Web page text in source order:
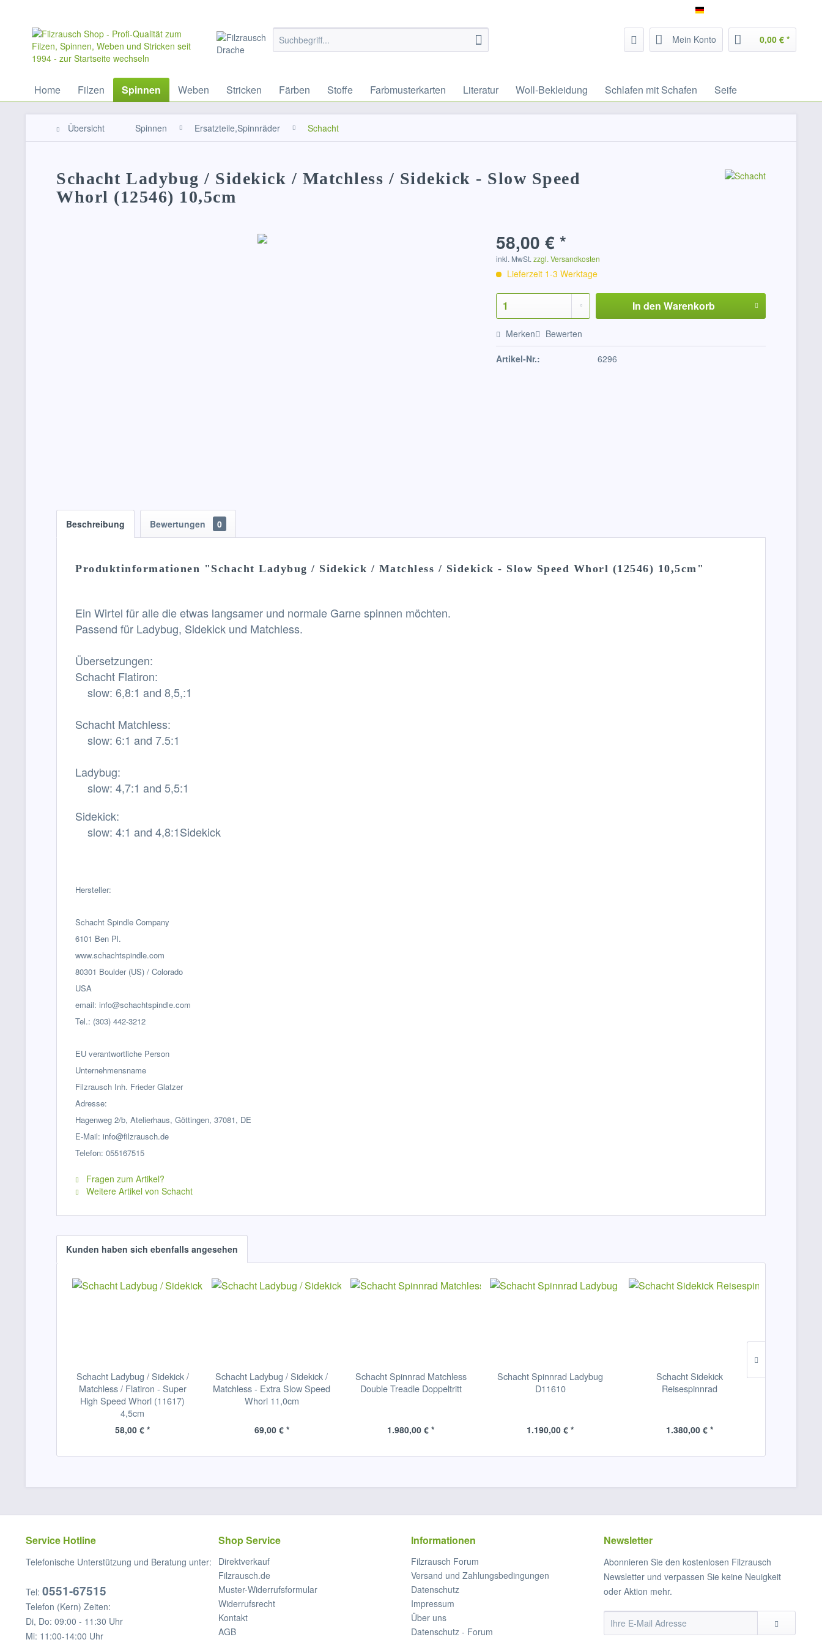
Mein Konto 0,00 € *
Home Filzen Spinnen Weben Stricken Färben Stoffe Farbmusterkarten Literatur Woll-Bekleidung Schlafen mit Schafen Seife
Übersicht Spinnen Ersatzteile,Spinnräder Schacht
Schacht Ladybug / Sidekick / Matchless / Sidekick - Slow Speed
Whorl (12546) 10,5cm
58,00 € *
inkl. MwSt.zzgl. Versandkosten
Lieferzeit 1-3 Werktage
In den Warenkorb
Merken Bewerten
Artikel-Nr.: 6296
Beschreibung Bewertungen 0
Produktinformationen "Schacht Ladybug / Sidekick / Matchless / Sidekick - Slow Speed Whorl (12546) 10,5cm"
Ein Wirtel für alle die etwas langsamer und normale Garne spinnen möchten.
Passend für Ladybug, Sidekick und Matchless.
Übersetzungen:
Schacht Flatiron:
slow: 6,8:1 and 8,5,:1
Schacht Matchless:
slow: 6:1 and 7.5:1
Ladybug:
slow: 4,7:1 and 5,5:1
Sidekick:
slow: 4:1 and 4,8:1Sidekick
Hersteller:
Schacht Spindle Company
6101 Ben Pl.
www.schachtspindle.com
80301 Boulder (US) / Colorado
USA
email: info@schachtspindle.com
Tel.: (303) 442-3212
EU verantwortliche Person
Unternehmensname
Filzrausch Inh. Frieder Glatzer
Adresse:
Hagenweg 2/b, Atelierhaus, Göttingen, 37081, DE
E-Mail: info@filzrausch.de
Telefon: 055167515
Fragen zum Artikel?
Weitere Artikel von Schacht
Kunden haben sich ebenfalls angesehen
Schacht Ladybug / Sidekick /
Matchless / Flatiron - Super
High Speed Whorl (11617)
4,5cm
58,00 € *
Schacht Ladybug / Sidekick /
Matchless - Extra Slow Speed
Whorl 11,0cm
69,00 € *
Schacht Spinnrad Matchless
Double Treadle Doppeltritt
1.980,00 € *
Schacht Spinnrad Ladybug
D11610
1.190,00 € *
Schacht Sidekick
Reisespinnrad
1.380,00 € *
Service Hotline
Telefonische Unterstützung und Beratung unter:
Tel: 0551-67515
Telefon (Kern) Zeiten:
Di, Do: 09:00 - 11:30 Uhr
Mi: 11:00-14:00 Uhr
Shop Service
Direktverkauf
Filzrausch.de
Muster-Widerrufsformular
Widerrufsrecht
Kontakt
AGB
Informationen
Filzrausch Forum
Versand und Zahlungsbedingungen
Datenschutz
Impressum
Über uns
Datenschutz - Forum
Newsletter
Abonnieren Sie den kostenlosen Filzrausch
Newsletter und verpassen Sie keine Neuigkeit
oder Aktion mehr.